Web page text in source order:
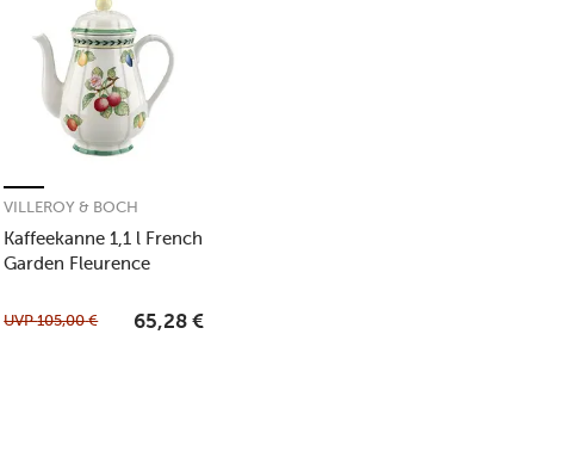
Kaffeekanne 1,1 l French
Garden Fleurence
VILLEROY & BOCH
UVP105,00 € 65,28 €